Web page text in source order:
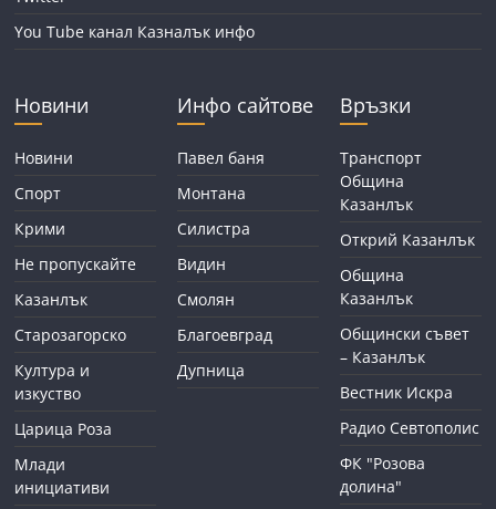
You Tube канал Казналък инфо
Новини
Новини
Спорт
Крими
Не пропускайте
Казанлък
Старозагорско
Култура и
изкуство
Царица Роза
Млади
инициативи
Инфо сайтове
Павел баня
Монтана
Силистра
Видин
Смолян
Благоевград
Дупница
Връзки
Транспорт
Община
Казанлък
Открий Казанлък
Община
Казанлък
Общински съвет
– Казанлък
Вестник Искра
Радио Севтополис
ФК "Розова
долина"